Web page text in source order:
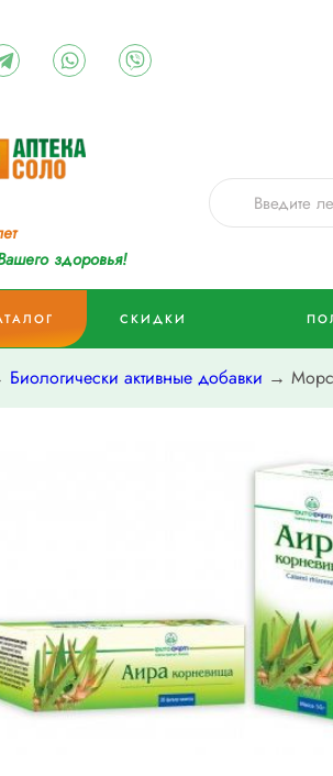
здоровья!
СКИДКИ
Биологически активные добавки →